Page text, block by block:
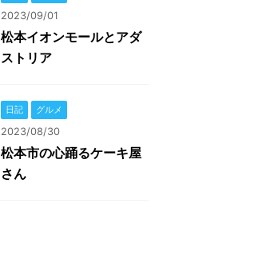
2023/09/01
松本イオンモールとアダ
ストリア
日記 グルメ
2023/08/30
松本市の心踊るケーキ屋
さん